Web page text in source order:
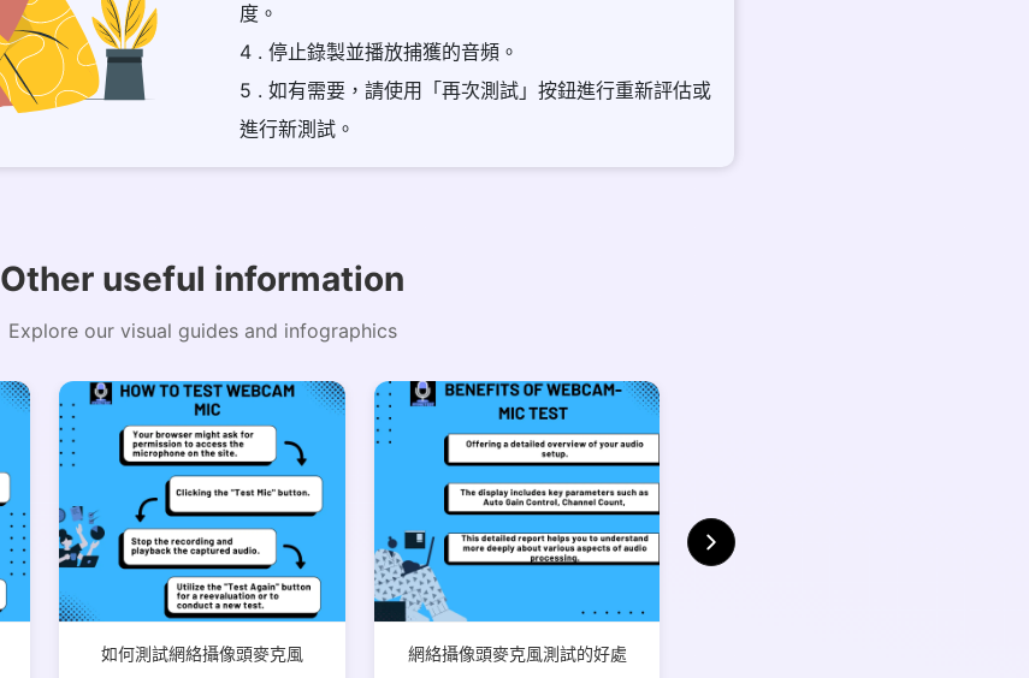
Copy Link
度。
4 . 停止錄製並播放捕獲的音頻。
5 . 如有需要，請使用「再次測試」按鈕進行重新評估或
進行新測試。
Other useful information
Explore our visual guides and infographics
如何測試網絡攝像頭麥克風 網絡攝像頭麥克風測試的好處